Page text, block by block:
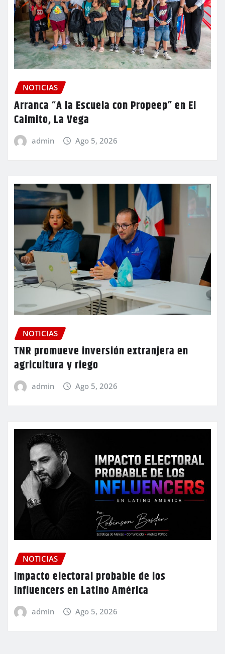
NOTICIAS
Arranca “A la Escuela con Propeep” en El
Caimito, La Vega
admin Ago 5, 2026
NOTICIAS
TNR promueve inversión extranjera en
agricultura y riego
admin Ago 5, 2026
NOTICIAS
Impacto electoral probable de los
influencers en Latino América
admin Ago 5, 2026